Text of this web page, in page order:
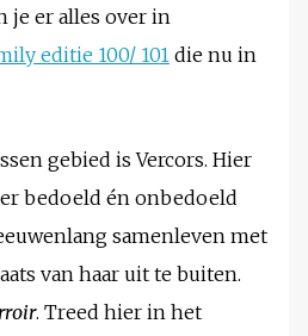
je er alles over in
editie 100/ 101 die nu in
gebied is Vercors. Hier
bedoeld én onbedoeld
samenleven met
van haar uit te buiten.
. Treed hier in het